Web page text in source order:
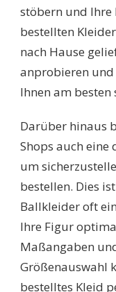
stöbern und Ihre
bestellten
nach Hause
anprobieren und
Ihnen am besten
Darüber hinaus
Shops auch
um
bestellen. Dies
Ballkleider oft
Ihre Figur
Maßangaben
Größenauswahl
bestelltes Kleid